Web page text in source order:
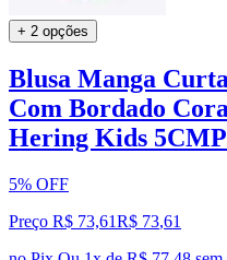
+ 2 opções
Blusa Manga
Com Bordado
Hering Kids
5% OFF
Preço R$ 73,61R$ 73,61